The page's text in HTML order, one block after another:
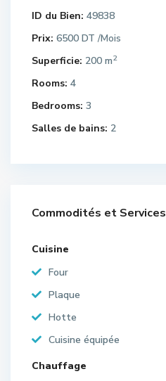
ID du Bien: 49838
Prix: 6500 DT /Mois
Superficie: 200 m2
Rooms: 4
Bedrooms: 3
Salles de bains: 2
Commodités et Services
Cuisine
Four
Plaque
Hotte
Cuisine équipée
Chauffage